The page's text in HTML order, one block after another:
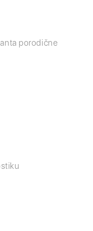
porodične